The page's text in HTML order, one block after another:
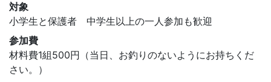
対象
小学生と保護者 中学生以上の一人参加も歓迎
参加費
材料費1組500円（当日、お釣りのないようにお持ちくだ
さい。）